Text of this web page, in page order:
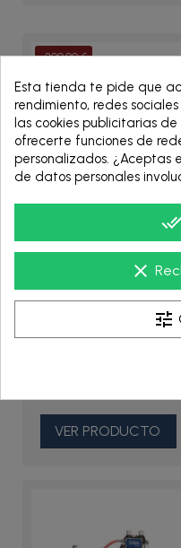
-200,00 €
24A769
VER PRODUCTO
Esta tienda te pide que
rendimiento, redes
las cookies publicitarias
ofrecerte funciones de
personalizados. ¿Aceptas
de datos personales
clear
tune